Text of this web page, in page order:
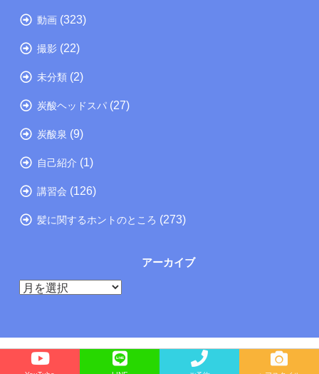
動画 (323)
撮影 (22)
未分類 (2)
炭酸ヘッドスパ (27)
炭酸泉 (9)
自己紹介 (1)
講習会 (126)
髪に関するホントのところ (273)
アーカイブ
ア
ブ
Copyright©
たつの市の美容院メーカー講師が教えるぺったんこ髪の解決方法ブログ, 2025 All